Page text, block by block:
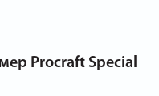
Procraft Special